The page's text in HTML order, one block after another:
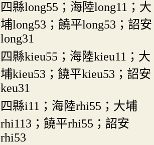
四縣long55；海陸long11；大
埔long53；饒平long53；詔安
long31
四縣kieu55；海陸kieu11；大
埔kieu53；饒平kieu53；詔安
keu31
四縣i11；海陸rhi55；大埔
rhi113；饒平rhi55；詔安
rhi53